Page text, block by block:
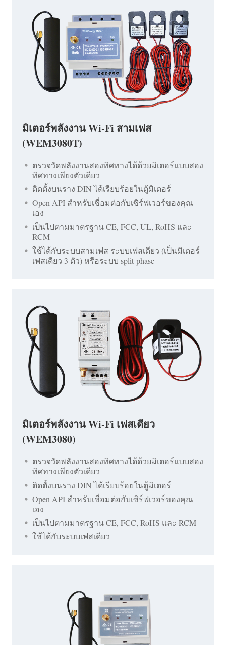
มิเตอร์พลังงาน Wi-Fi สามเฟส
(WEM3080T)
ตรวจวัดพลังงานสองทิศทางได้ด้วยมิเตอร์แบบสอง
ทิศทางเพียงตัวเดียว
ติดตั้งบนราง DIN ได้เรียบร้อยในตู้มิเตอร์
Open API สำหรับเชื่อมต่อกับเซิร์ฟเวอร์ของคุณ
เอง
เป็นไปตามมาตรฐาน CE, FCC, UL, RoHS และ
RCM
ใช้ได้กับระบบสามเฟส ระบบเฟสเดียว (เป็นมิเตอร์
เฟสเดียว 3 ตัว) หรือระบบ split-phase
มิเตอร์พลังงาน Wi-Fi เฟสเดียว
(WEM3080)
ตรวจวัดพลังงานสองทิศทางได้ด้วยมิเตอร์แบบสอง
ทิศทางเพียงตัวเดียว
ติดตั้งบนราง DIN ได้เรียบร้อยในตู้มิเตอร์
Open API สำหรับเชื่อมต่อกับเซิร์ฟเวอร์ของคุณ
เอง
เป็นไปตามมาตรฐาน CE, FCC, RoHS และ RCM
ใช้ได้กับระบบเฟสเดียว